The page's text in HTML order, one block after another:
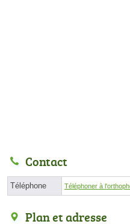
Contact
Téléphone Téléphoner à
Plan et adresse